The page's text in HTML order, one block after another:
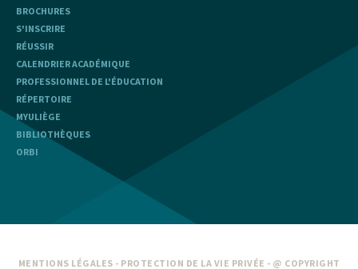
BROCHURES
S'INSCRIRE
RÉUSSIR
CALENDRIER ACADÉMIQUE
PROFESSIONNEL DE L'ÉDUCATION
RÉPERTOIRE
MYULIÈGE
BIBLIOTHÈQUES
ORBI
MENTIONS LÉGALES - PROTECTION DE LA VIE PRIVÉE - @ COPYRIGHT